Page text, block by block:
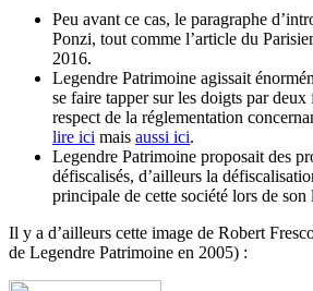
Peu avant ce cas, le paragraphe
Ponzi, tout comme l’article du
2016.
Legendre Patrimoine agissait
se faire tapper sur les doigts par
respect de la réglementation
lire ici mais aussi ici.
Legendre Patrimoine proposait des
défiscalisés, d’ailleurs la
principale de cette société lors de son
Il y a d’ailleurs cette image de Robert
de Legendre Patrimoine en 2005) :